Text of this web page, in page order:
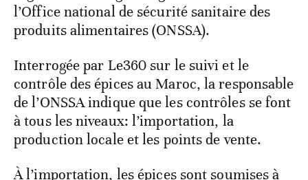
l’Office national de sécurité sanitaire des
produits alimentaires (ONSSA).
Interrogée par Le360 sur le suivi et le
contrôle des épices au Maroc, la responsable
de l’ONSSA indique que les contrôles se font
à tous les niveaux: l’importation, la
production locale et les points de vente.
À l’importation, les épices sont soumises à